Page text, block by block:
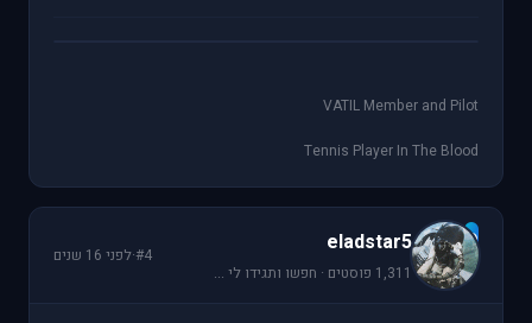
VATIL Member and Pilot
Tennis Player In The Blood
e
eladstar5
1,311 פוסטים · חפשו ותגידו לי ...
#4
·לפני 16 שנים